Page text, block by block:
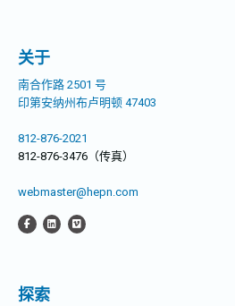
关于
南合作路 2501 号
印第安纳州布卢明顿 47403
812-876-2021
812-876-3476（传真）
webmaster@hepn.com
探索